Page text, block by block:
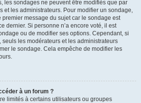
les sondages ne peuvent être modifiés que par
et les administrateurs. Pour modifier un sondage,
message du sujet car le sondage est
dernier. Si personne n’a encore voté, il est
ou de modifier ses options. Cependant, si
seuls les modérateurs et les administrateurs
le sondage. Cela empêche de modifier les
à un forum ?
limités à certains utilisateurs ou groupes